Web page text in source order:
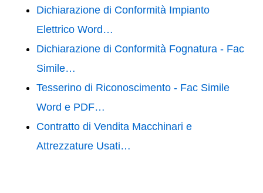
Dichiarazione di Conformità Impianto
Elettrico Word…
Dichiarazione di Conformità Fognatura - Fac
Simile…
Tesserino di Riconoscimento - Fac Simile
Word e PDF…
Contratto di Vendita Macchinari e
Attrezzature Usati…